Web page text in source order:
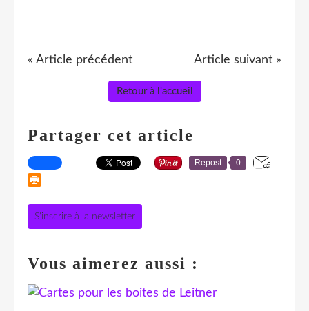
« Article précédent Article suivant »
Retour à l'accueil
Partager cet article
Repost 0
S'inscrire à la newsletter
Vous aimerez aussi :